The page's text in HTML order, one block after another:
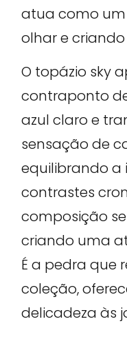
atua como um
olhar e
O topázio sky
contraponto
azul claro e
sensação de
equilibrando a
contrastes
composição
criando uma
É a pedra que
coleção,
delicadeza às